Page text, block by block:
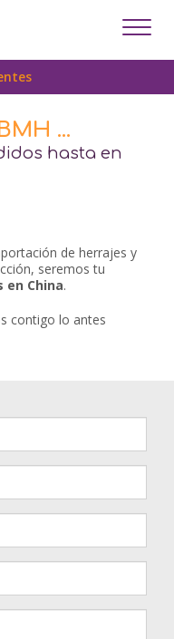
...
hasta en
de herrajes y
seremos tu
en China.
contigo lo antes